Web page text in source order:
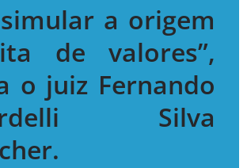
a origem
de valores”,
o juiz Fernando
Silva